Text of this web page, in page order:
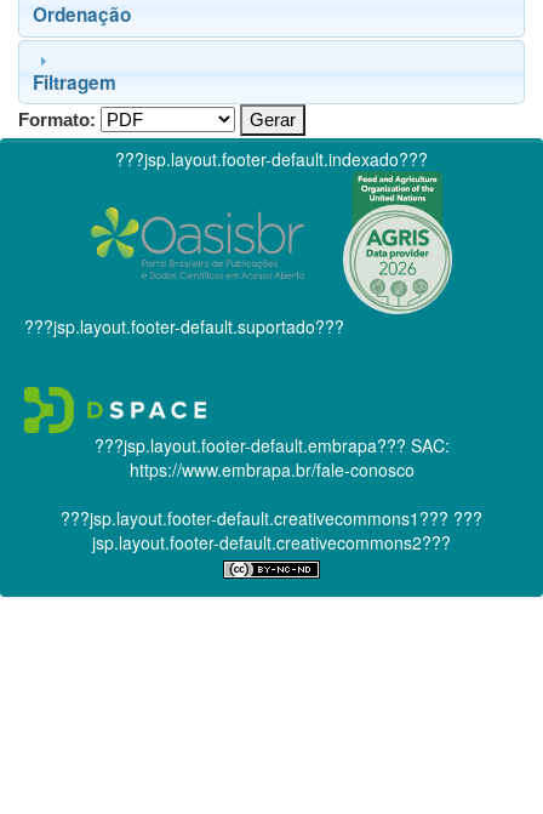
Ordenação
Filtragem
Formato:
???jsp.layout.footer-default.indexado???
???jsp.layout.footer-default.suportado???
???jsp.layout.footer-default.embrapa??? SAC:
https://www.embrapa.br/fale-conosco
???jsp.layout.footer-default.creativecommons1??? ???
jsp.layout.footer-default.creativecommons2???